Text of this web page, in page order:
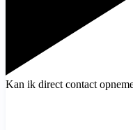
Kan ik direct contact